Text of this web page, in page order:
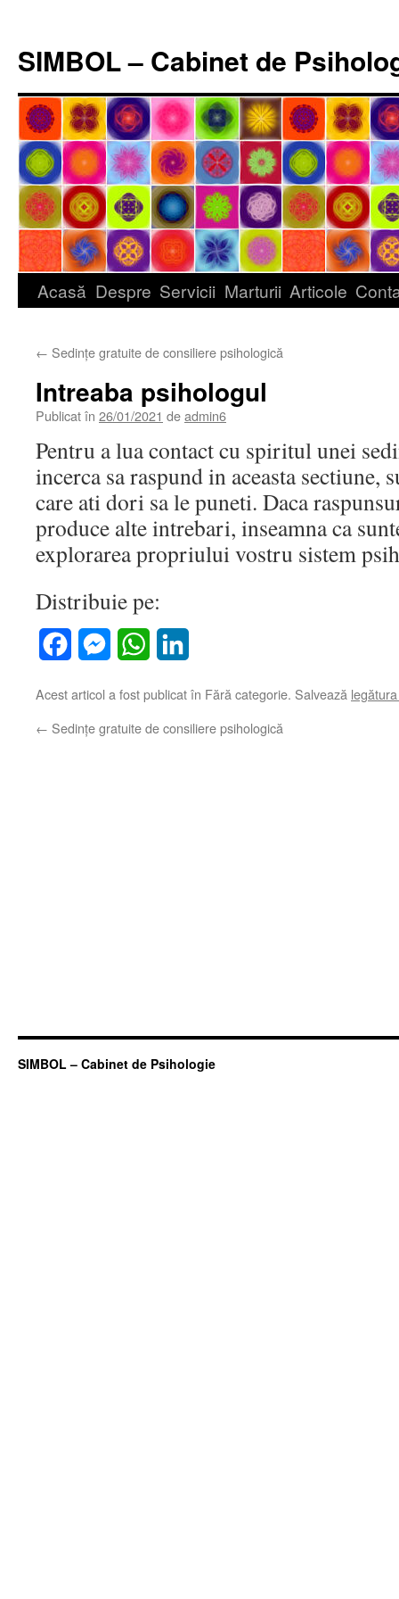
conținut
SIMBOL – Cabinet de
Acasă Despre Servicii Marturii Articole
← Sedințe gratuite de consiliere psihologică
Intreaba psihologul
Publicat în 26/01/2021 deadmin6
Pentru a lua contact cu spiritul unei
incerca sa raspund in aceasta sectiune,
care ati dori sa le puneti. Daca
produce alte intrebari, inseamna ca
explorarea propriului vostru sistem
Distribuie pe:
FacebookMessengerWhatsApp
Acest articol a fost publicat în Fără categorie. Salvează
← Sedințe gratuite de consiliere psihologică
SIMBOL – Cabinet de Psihologie